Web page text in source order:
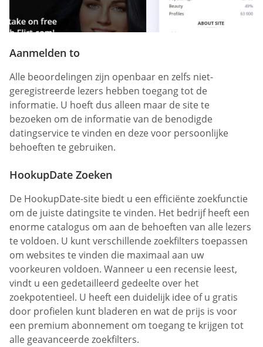
Aanmelden to
Alle beoordelingen zijn openbaar en zelfs niet-
geregistreerde lezers hebben toegang tot de
informatie. U hoeft dus alleen maar de site te
bezoeken om de informatie van de benodigde
datingservice te vinden en deze voor persoonlijke
behoeften te gebruiken.
HookupDate Zoeken
De HookupDate-site biedt u een efficiënte zoekfunctie
om de juiste datingsite te vinden. Het bedrijf heeft een
enorme catalogus om aan de behoeften van alle lezers
te voldoen. U kunt verschillende zoekfilters toepassen
om websites te vinden die maximaal aan uw
voorkeuren voldoen. Wanneer u een recensie leest,
vindt u een gedetailleerd gedeelte over het
zoekpotentieel. U heeft een duidelijk idee of u gratis
door profielen kunt bladeren en wat de prijs is voor
een premium abonnement om toegang te krijgen tot
alle geavanceerde zoekfilters.